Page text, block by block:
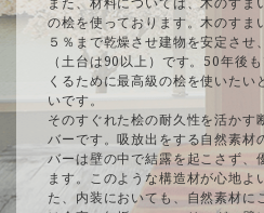
の桧を使っております。木のすま
５％まで乾燥させ建物を安定さ
（土台は90以上）です。50年後
くるために最高級の桧を使いたい
いです。
そのすぐれた桧の耐久性を活かす
バーです。吸放出をする自然素材
バーは壁の中で結露を起こさず、
ます。このような構造材が心地よ
た、内装においても、自然素材に